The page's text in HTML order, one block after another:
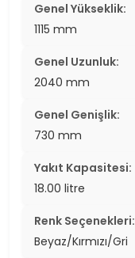
Genel Yükseklik:
1115 mm
Genel Uzunluk:
2040 mm
Genel Genişlik:
730 mm
Yakıt Kapasitesi:
18.00 litre
Renk Seçenekleri:
Beyaz/Kırmızı/Gri